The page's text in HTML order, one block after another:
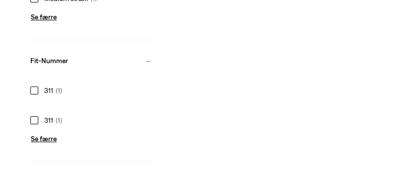
Se færre
Fit-Nummer
311 (1)
311 (1)
Se færre